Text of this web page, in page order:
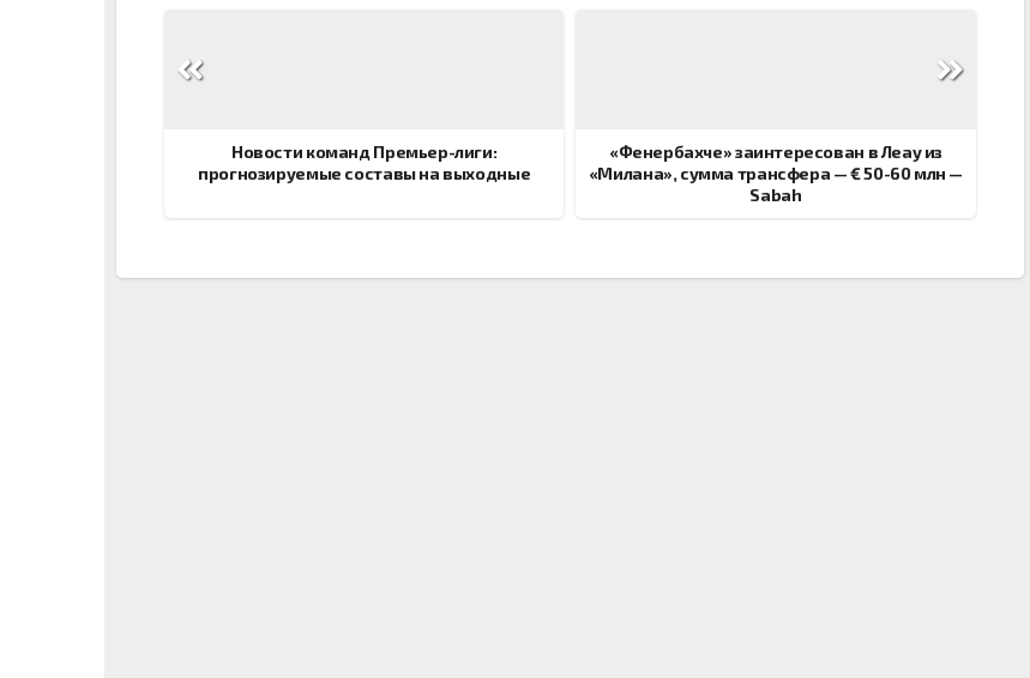
по
Новости команд Премьер-лиги:
прогнозируемые составы на выходные
«Фенербахче» заинтересован в Леау из
«Милана», сумма трансфера — € 50-60 млн —
Sabah